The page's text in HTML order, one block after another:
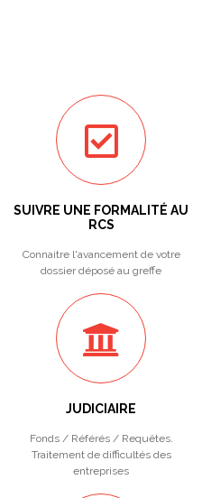
SUIVRE UNE FORMALITÉ AU
RCS
Connaitre l'avancement de votre
dossier déposé au greffe
JUDICIAIRE
Fonds / Référés / Requêtes.
Traitement de difficultés des
entreprises